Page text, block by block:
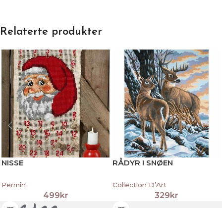
Relaterte produkter
NISSE
Permin
499 kr
RÅDYR I SNØEN
Collection D’Art
329 kr